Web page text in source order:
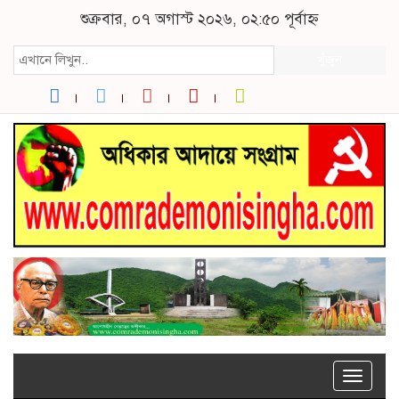
শুক্রবার, ০৭ অগাস্ট ২০২৬, ০২:৫০ পূর্বাহ্ন